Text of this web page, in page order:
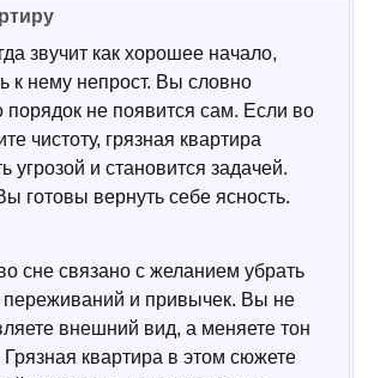
звучит как хорошее начало,
к нему непрост. Вы словно
порядок не появится сам. Если во
чистоту, грязная квартира
угрозой и становится задачей.
готовы вернуть себе ясность.
сне связано с желанием убрать
и привычек. Вы не
внешний вид, а меняете тон
квартира в этом сюжете